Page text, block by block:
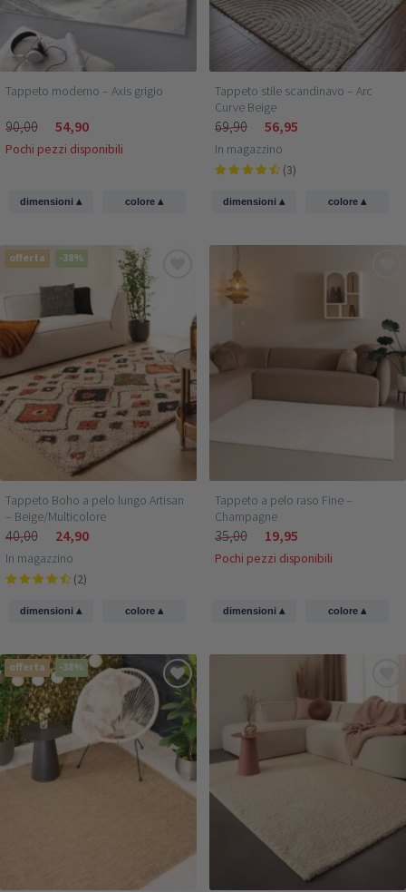
Tappeto moderno – Axis grigio
90,00 54,90
Pochi pezzi disponibili
dimensioni▴ colore ▴
Tappeto stile scandinavo – Arc
Curve Beige
69,90 56,95
In magazzino
(3)
dimensioni▴ colore ▴
offerta -38%
Tappeto Boho a pelo lungo Artisan
– Beige/Multicolore
40,00 24,90
In magazzino
(2)
dimensioni▴ colore ▴
Tappeto a pelo raso Fine –
Champagne
35,00 19,95
Pochi pezzi disponibili
dimensioni▴ colore ▴
offerta -38%